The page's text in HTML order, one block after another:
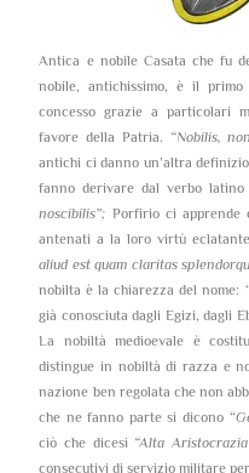
Antica e nobile Casata che fu
nobile, antichissimo, è il primo
concesso grazie a particolari
favore della Patria. “Nobilis,
antichi ci danno un’altra
fanno derivare dal verbo latino
noscibilis”; Porfirio ci apprende
antenati a la loro virtù
aliud est quam claritas
nobilta è la chiarezza del nome: “
già conosciuta dagli Egizi, dagli
La nobiltà medioevale è
distingue in nobiltà di razza e
nazione ben regolata che non
che ne fanno parte si dicono “
ciò che dicesi “Alta
consecutivi di servizio militare